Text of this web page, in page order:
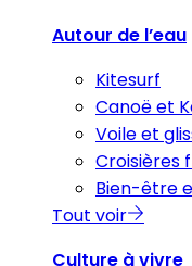
Autour de l’eau
Kitesurf
Canoë et
Voile et
Croisières
Bien-être
Tout voir
Culture à vivre